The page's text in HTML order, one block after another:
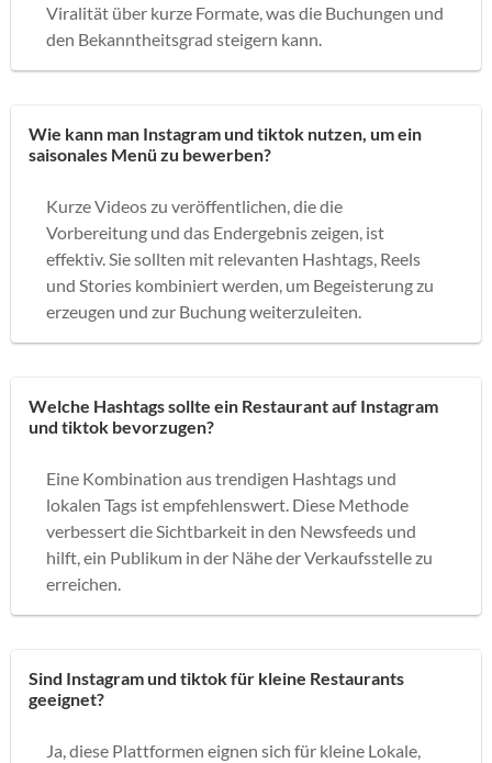
Viralität über kurze Formate, was die Buchungen und
den Bekanntheitsgrad steigern kann.
Wie kann man Instagram und tiktok nutzen, um ein
saisonales Menü zu bewerben?
Kurze Videos zu veröffentlichen, die die
Vorbereitung und das Endergebnis zeigen, ist
effektiv. Sie sollten mit relevanten Hashtags, Reels
und Stories kombiniert werden, um Begeisterung zu
erzeugen und zur Buchung weiterzuleiten.
Welche Hashtags sollte ein Restaurant auf Instagram
und tiktok bevorzugen?
Eine Kombination aus trendigen Hashtags und
lokalen Tags ist empfehlenswert. Diese Methode
verbessert die Sichtbarkeit in den Newsfeeds und
hilft, ein Publikum in der Nähe der Verkaufsstelle zu
erreichen.
Sind Instagram und tiktok für kleine Restaurants
geeignet?
Ja, diese Plattformen eignen sich für kleine Lokale,